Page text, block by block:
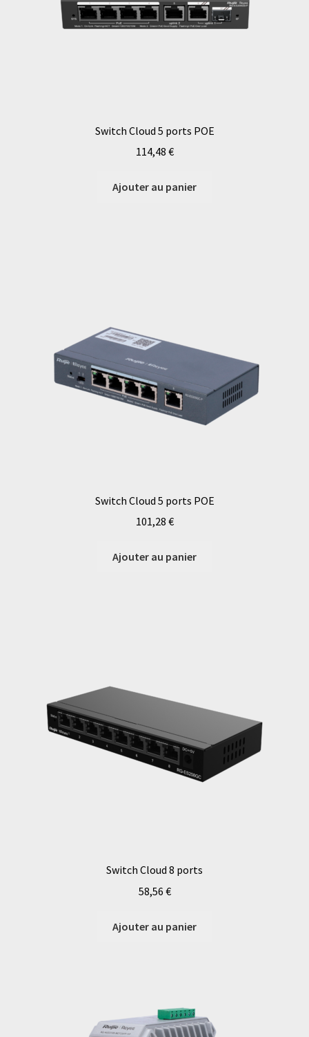
Switch Cloud 5 ports POE
114,48 €
Ajouter au panier
Switch Cloud 5 ports POE
101,28 €
Ajouter au panier
Switch Cloud 8 ports
58,56 €
Ajouter au panier